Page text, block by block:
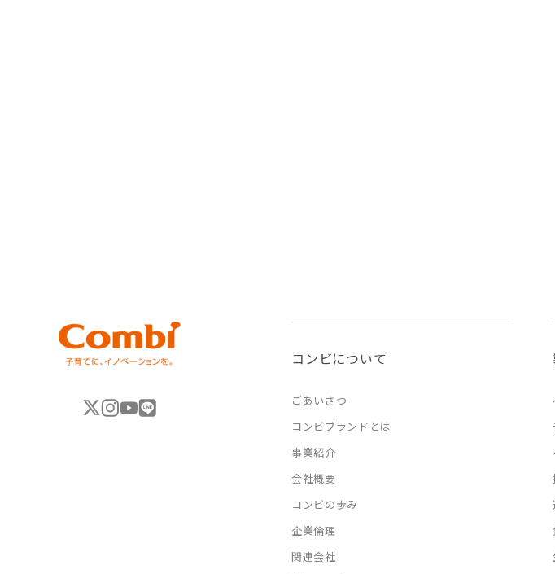
コンビについて
ごあいさつ
コンビブランドとは
事業紹介
会社概要
コンビの歩み
企業倫理
関連会社